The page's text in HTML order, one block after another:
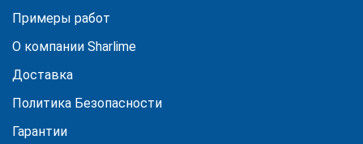
Примеры работ
О компании Sharlime
Доставка
Политика Безопасности
Гарантии